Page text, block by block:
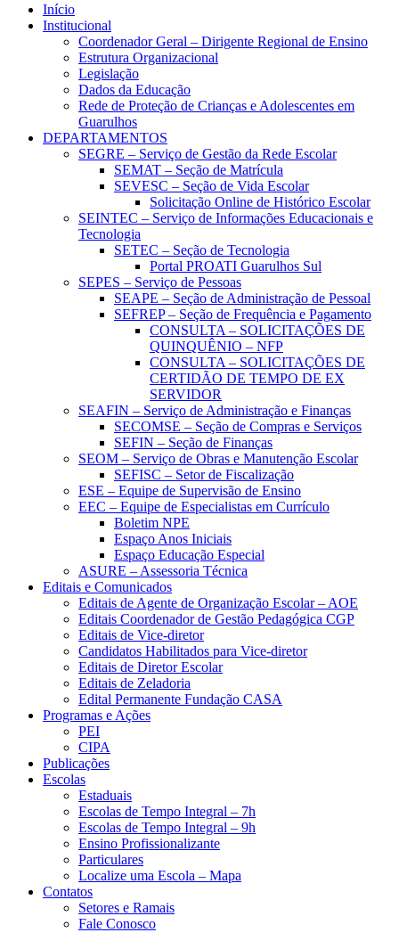
Início
Institucional
Coordenador Geral – Dirigente Regional de Ensino
Estrutura Organizacional
Legislação
Dados da Educação
Rede de Proteção de Crianças e Adolescentes em
Guarulhos
DEPARTAMENTOS
SEGRE – Serviço de Gestão da Rede Escolar
SEMAT – Seção de Matrícula
SEVESC – Seção de Vida Escolar
Solicitação Online de Histórico Escolar
SEINTEC – Serviço de Informações Educacionais e
Tecnologia
SETEC – Seção de Tecnologia
Portal PROATI Guarulhos Sul
SEPES – Serviço de Pessoas
SEAPE – Seção de Administração de Pessoal
SEFREP – Seção de Frequência e Pagamento
CONSULTA – SOLICITAÇÕES DE
QUINQUÊNIO – NFP
CONSULTA – SOLICITAÇÕES DE
CERTIDÃO DE TEMPO DE EX
SERVIDOR
SEAFIN – Serviço de Administração e Finanças
SECOMSE – Seção de Compras e Serviços
SEFIN – Seção de Finanças
SEOM – Serviço de Obras e Manutenção Escolar
SEFISC – Setor de Fiscalização
ESE – Equipe de Supervisão de Ensino
EEC – Equipe de Especialistas em Currículo
Boletim NPE
Espaço Anos Iniciais
Espaço Educação Especial
ASURE – Assessoria Técnica
Editais e Comunicados
Editais de Agente de Organização Escolar – AOE
Editais Coordenador de Gestão Pedagógica CGP
Editais de Vice-diretor
Candidatos Habilitados para Vice-diretor
Editais de Diretor Escolar
Editais de Zeladoria
Edital Permanente Fundação CASA
Programas e Ações
PEI
CIPA
Publicações
Escolas
Estaduais
Escolas de Tempo Integral – 7h
Escolas de Tempo Integral – 9h
Ensino Profissionalizante
Particulares
Localize uma Escola – Mapa
Contatos
Setores e Ramais
Fale Conosco